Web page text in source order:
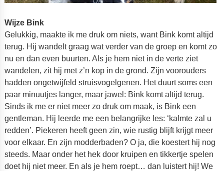
Wijze Bink
Gelukkig, maakte ik me druk om niets, want Bink komt altijd
terug. Hij wandelt graag wat verder van de groep en komt zo
nu en dan even buurten. Als je hem niet in de verte ziet
wandelen, zit hij met z’n kop in de grond. Zijn voorouders
hadden ongetwijfeld struisvogelgenen. Het duurt soms een
paar minuutjes langer, maar jawel: Bink komt altijd terug.
Sinds ik me er niet meer zo druk om maak, is Bink een
gentleman. Hij leerde me een belangrijke les: ‘kalmte zal u
redden’. Piekeren heeft geen zin, wie rustig blijft krijgt meer
voor elkaar. En zijn modderbaden? O ja, die koestert hij nog
steeds. Maar onder het hek door kruipen en tikkertje spelen
doet hij niet meer. En als je hem roept… dan luistert hij! We